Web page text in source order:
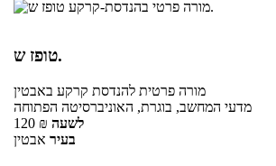
טופז ש.
מורה פרטית להנדסת קרקע באבטין
מדעי המחשב, בוגרת, האוניברסיטה הפתוחה
120 ₪ לשעה
בעיר אבטין